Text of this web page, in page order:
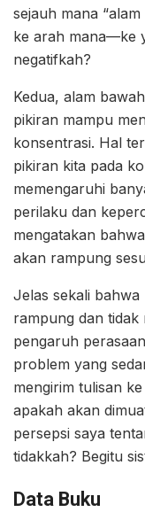
sejauh mana
ke arah mana—ke
negatifkah?
Kedua, alam
pikiran mampu
konsentrasi. Hal
pikiran kita pada
memengaruhi
perilaku dan
mengatakan
akan rampung
Jelas sekali bahwa
rampung dan tidak
pengaruh
problem yang
mengirim tulisan
apakah akan
persepsi saya
tidakkah? Begitu
Data Buku